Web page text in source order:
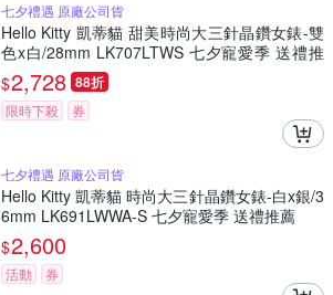
七夕禮遇 原廠公司貨
Hello Kitty 凱蒂貓 甜美時尚大三針晶鑽女錶-雙
色x白/28mm LK707LTWS 七夕寵愛季 送禮推
薦
$2,728 88折
限時下殺 券
七夕禮遇 原廠公司貨
Hello Kitty 凱蒂貓 時尚大三針晶鑽女錶-白x銀/3
6mm LK691LWWA-S 七夕寵愛季 送禮推薦
$2,600
活動 券